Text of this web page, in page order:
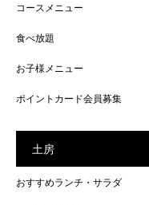
コースメニュー
食べ放題
お子様メニュー
ポイントカード会員募集
土房
おすすめランチ・サラダ